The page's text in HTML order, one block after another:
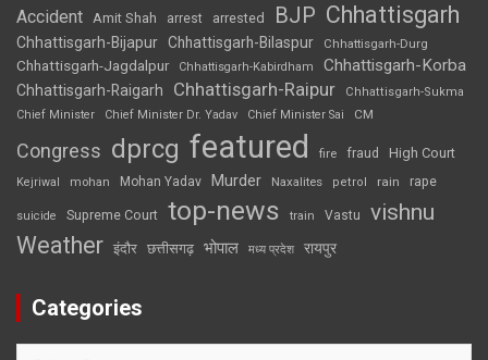
Accident Amit Shah arrest arrested BJP Chhattisgarh
Chhattisgarh-Bijapur Chhattisgarh-Bilaspur Chhattisgarh-Durg
Chhattisgarh-Jagdalpur Chhattisgarh-Kabirdham Chhattisgarh-Korba
Chhattisgarh-Raigarh Chhattisgarh-Raipur
Chhattisgarh-Sukma
Chief Minister
Chief Minister Dr. Yadav Chief Minister Sai CM
Congress dprcg featured fire fraud High Court
Kejriwal mohan Mohan Yadav Murder Naxalites petrol rain rape
suicide Supreme Court top-news train Vastu vishnu
Weather इंदौर छत्तीसगढ़ भोपाल मध्य प्रदेश रायपुर
Categories